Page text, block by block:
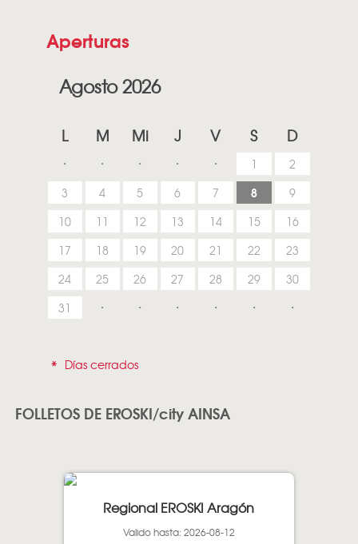
Aperturas
Agosto 2026
L M Mi J V S D
1
2
3
4 5 6 7 8
9
10
11 12 13 14 15
16
17
18 19 20 21 22
23
24
25 26 27 28 29
30
31
* Días cerrados
FOLLETOS DE EROSKI/city AINSA
Regional EROSKI Aragón
Valido hasta: 2026-08-12